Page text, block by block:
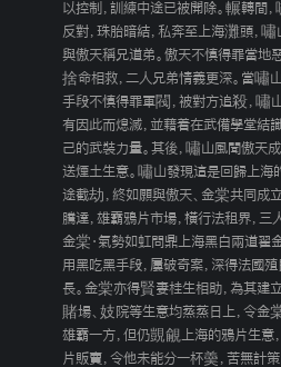
以控制，訓練中途已被開除。輾轉間
反對，珠胎暗結，私奔至上海灘頭，
與傲天稱兄道弟。傲天不慎得罪當地
捨命相救，二人兄弟情義更深。當嘯
手段不慎得罪軍閥，被對方追殺，嘯
有因此而熄滅，並藉着在武備學堂結
己的武裝力量。其後，嘯山風聞傲天
送煙土生意。嘯山發現這是回歸上海
途截劫，終如願與傲天、金棠共同成
騰達，雄霸鴉片市場，橫行法租界，
金棠‧氣勢如虹問鼎上海黑白兩道翟
用黑吃黑手段，屢破奇案，深得法國
長。金棠亦得賢妻桂生相助，為其建
賭場、妓院等生意均蒸蒸日上，令金
雄霸一方，但仍覬覦上海的鴉片生
片販賣，令他未能分一杯羮，苦無計